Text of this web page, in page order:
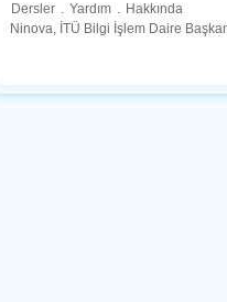
Dersler . Yardım . Hakkında
Ninova, İTÜ Bilgi İşlem Daire